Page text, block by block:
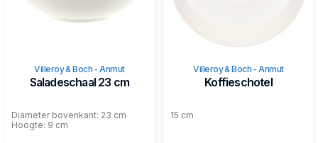
Villeroy & Boch - Anmut
Saladeschaal 23 cm
Diameter bovenkant: 23 cm
Hoogte: 9 cm
Villeroy & Boch - Anmut
Koffieschotel
15 cm